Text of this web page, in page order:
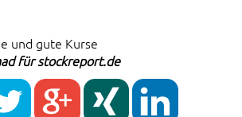
und gute Kurse
für stockreport.de